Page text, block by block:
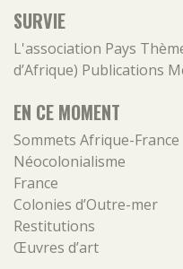
SURVIE
L'association Pays
d’Afrique) Publications
EN CE MOMENT
Sommets Afrique-France
Néocolonialisme
France
Colonies d’Outre-mer
Restitutions
Œuvres d’art